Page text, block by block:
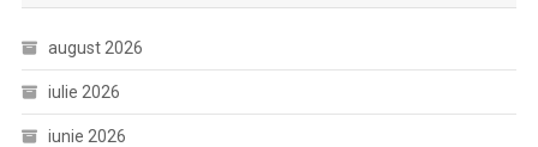
august 2026
iulie 2026
iunie 2026